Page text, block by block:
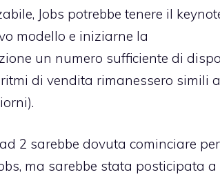
Jobs potrebbe tenere il
modello e iniziarne la
un numero sufficiente di
di vendita rimanessero simili
2 sarebbe dovuta cominciare
ma sarebbe stata posticipata a